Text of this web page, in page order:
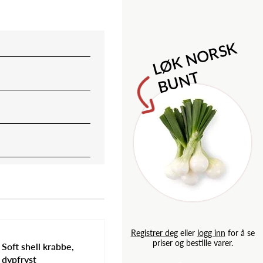
varer.
L
Ø
K
N
O
R
S
K
B
U
N
T
Registrer degeller logg inn for å se
priser og bestille varer.
Soft shell krabbe,
dypfryst